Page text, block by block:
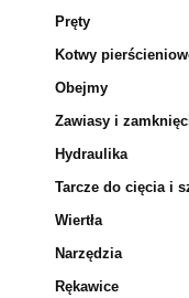
Pręty
Kotwy
Obejmy
Zawiasy i
Hydraulika
Tarcze do cięcia i
Wiertła
Narzędzia
Rękawice